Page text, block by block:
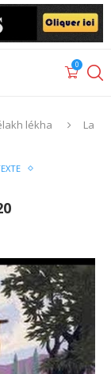
0
lékha
La